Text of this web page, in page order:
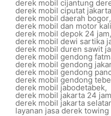
derek mobil cijantung
derek mobil ciputat jakarta
derek mobil daerah bogor,
derek mobil dan motor
derek mobil depok 24 jam,
derek mobil dewi sartika
derek mobil duren sawit
derek mobil gendong
derek mobil gendong
derek mobil gendong
derek mobil gendong
derek mobil jabodetabek,
derek mobil jakarta 24 jam
derek mobil jakarta
layanan jasa derek towing